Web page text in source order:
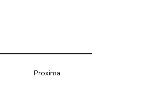
Proxima